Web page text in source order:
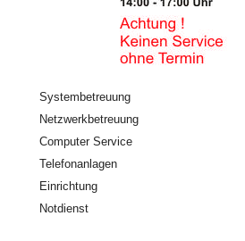
Systembetreuung
Netzwerkbetreuung
Computer Service
Telefonanlagen
Einrichtung
Notdienst